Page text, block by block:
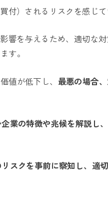
付）されるリスクを感じ
響を与えるため、適切な
す。
値が低下し、 最悪の場合
業の特徴や兆候を解説し
スクを事前に察知し、適